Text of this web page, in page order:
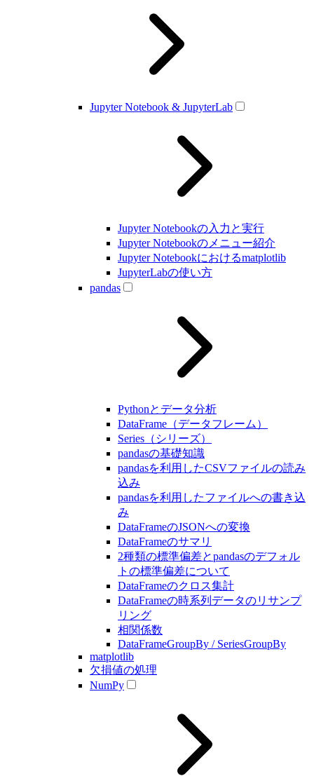
Jupyter Notebook & JupyterLab
Jupyter Notebookの入力と実行
Jupyter Notebookのメニュー紹介
Jupyter Notebookにおけるmatplotlib
JupyterLabの使い方
pandas
Pythonとデータ分析
DataFrame（データフレーム）
Series（シリーズ）
pandasの基礎知識
pandasを利用したCSVファイルの読み
込み
pandasを利用したファイルへの書き込
み
DataFrameのJSONへの変換
DataFrameのサマリ
2種類の標準偏差とpandasのデフォル
トの標準偏差について
DataFrameのクロス集計
DataFrameの時系列データのリサンプ
リング
相関係数
DataFrameGroupBy / SeriesGroupBy
matplotlib
欠損値の処理
NumPy